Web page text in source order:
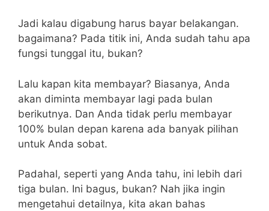
Jadi kalau digabung harus bayar belakangan.
bagaimana? Pada titik ini, Anda sudah tahu apa
fungsi tunggal itu, bukan?
Lalu kapan kita membayar? Biasanya, Anda
akan diminta membayar lagi pada bulan
berikutnya. Dan Anda tidak perlu membayar
100% bulan depan karena ada banyak pilihan
untuk Anda sobat.
Padahal, seperti yang Anda tahu, ini lebih dari
tiga bulan. Ini bagus, bukan? Nah jika ingin
mengetahui detailnya, kita akan bahas